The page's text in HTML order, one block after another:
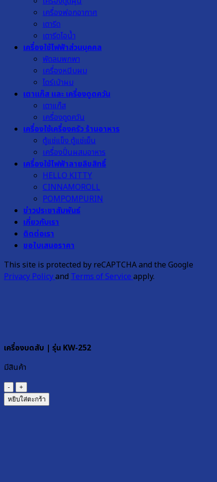
เครื่องฟอกอากาศ
เตารีด
เตารีดไอน้ำ
เครื่องใช้ไฟฟ้าส่วนบุคคล
พัดลมพกพา
เครื่องหนีบผม
ไดร์เป่าผม
เตาแก๊ส และ เครื่องดูดควัน
เตาแก๊ส
เครื่องดูดควัน
เครื่องใช้เครื่องครัว ร้านอาหาร
ตู้แช่แข็ง ตู้แช่เย็น
เครื่องปั่นผสมอาหาร
เครื่องใช้ไฟฟ้าลายลิขสิทธิ์
HELLO KITTY
CINNAMOROLL
POMPOMPURIN
ข่าวประชาสัมพันธ์
เกี่ยวกับเรา
ติดต่อเรา
ขอใบเสนอราคา
This site is protected by reCAPTCHA and the Google
Privacy Policyand Terms of Service apply.
เครื่องบดสับ | รุ่น KW-252
มีสินค้า
จำนวน
เครื่อง
บด
หยิบใส่ตะกร้า